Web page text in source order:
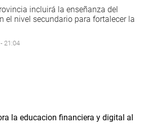
incluirá la enseñanza del
el nivel secundario para fortalecer la
21:04